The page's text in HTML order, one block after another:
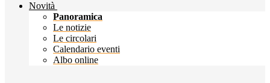
Novità
Panoramica
Le notizie
Le circolari
Calendario eventi
Albo online